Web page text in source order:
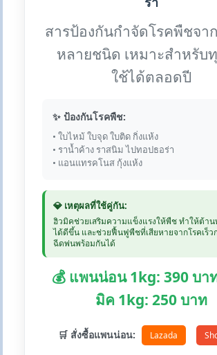
สารป้องกันกำจัดโรคพืชจา
หลายชนิด เหมาะสำหรับ
ใช้ได้ตลอดปี
✨ ป้องกันโรคพืช:
• ใบไหม้ ใบจุด ใบติด กิ่งแห้ง
• ราน้ำค้าง ราสนิม ไปทอปธอร่า
• แอนแทรคโนส กุ้งแห้ง
💎 เหตุผลที่ใช้คู่กัน:
ฮิวมิคช่วยเสริมความแข็งแรงให้พืช ทำให้ต้าน
ได้ดีขึ้น และช่วยฟื้นฟูพืชที่เสียหายจากโรคเร็ว
ฉีดพ่นพร้อมกันได้
💰 แพนน่อน 1kg: 390 บา
มิค 1kg: 250 บาท
🛒 สั่งซื้อแพนน่อน: Lazada